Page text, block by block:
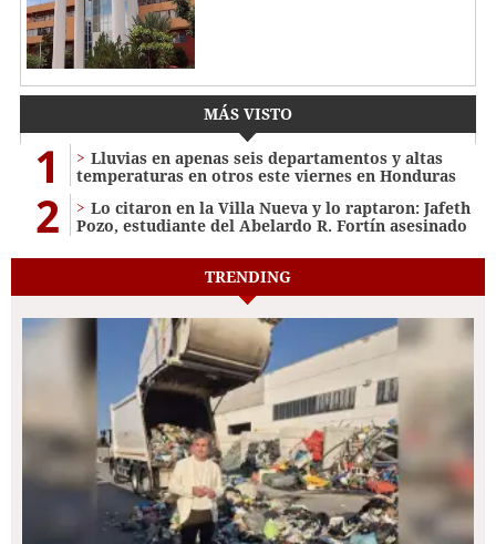
MÁS VISTO
1
Lluvias en apenas seis departamentos y altas
temperaturas en otros este viernes en Honduras
2
Lo citaron en la Villa Nueva y lo raptaron: Jafeth
Pozo, estudiante del Abelardo R. Fortín asesinado
TRENDING